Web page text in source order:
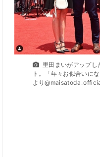
里田まいがアップし
ト。「年々お似合いに
より